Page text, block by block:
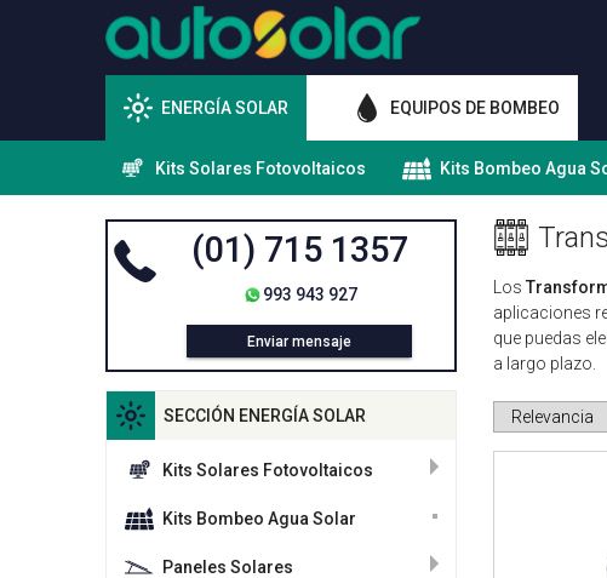
ENERGÍA SOLAR EQUIPOS DE BOMBEO
Kits Solares Fotovoltaicos Kits Bombeo Agua
(01) 715 1357
993 943 927
Enviar mensaje
SECCIÓN ENERGÍA SOLAR
Kits Solares Fotovoltaicos
Kits Bombeo Agua Solar
Paneles Solares
Los
aplicaciones
que puedas
a largo plazo.